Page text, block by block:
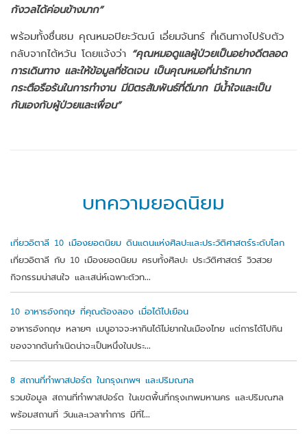
กังวลได้ค่อนข้างมาก”
พร้อมทั้งชื่นชม คุณหมอปิยะวัฒน์ เอี่ยมจันทร์ ที่เดินทางไปรับตัว
กลับจากไต้หวัน โดยแจ้งว่า
“คุณหมอดูแลผู้ป่วยเป็นอย่างดีตลอด
การเดินทาง และให้ข้อมูลที่ชัดเจน เป็นคุณหมอที่น่ารักมาก
กระตือรือร้นในการทำงาน มีมิตรสัมพันธ์ที่ดีมาก มีน้ำใจและเป็น
กันเองกับผู้ป่วยและเพื่อน”
บทความยอดนิยม
เที่ยวอิตาลี 10 เมืองยอดนิยม ดินแดนแห่งศิลปะและประวัติศาสตร์ระดับโลก
เที่ยวอิตาลี กับ 10 เมืองยอดนิยม ครบทั้งศิลปะ ประวัติศาสตร์ วิวสวย
กิจกรรมน่าสนใจ และเสน่ห์เฉพาะตัวท...
10 อาหารอังกฤษ ที่คุณต้องลอง เมื่อได้ไปเยือน
อาหารอังกฤษ หลายๆ เมนูอาจจะหากินได้ไม่ยากในเมืองไทย แต่การได้ไปกิน
ของจากต้นกำเนิดน่าจะเป็นหนึ่งในประ...
8 สถานที่ทำพาสปอร์ต ในกรุงเทพฯ และปริมณฑล
รวมข้อมูล สถานที่ทำพาสปอร์ต ในเขตพื้นที่กรุงเทพมหานคร และปริมณฑล
พร้อมสถานที่ วันและเวลาทำการ มีที่ไ...